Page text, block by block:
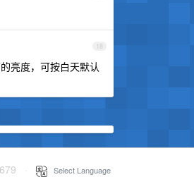
18
亮度，可按白天默认
Select Language